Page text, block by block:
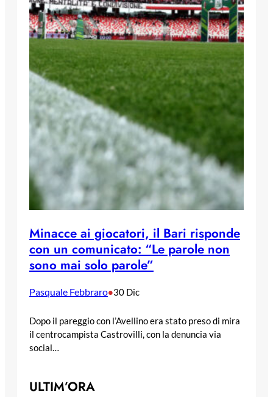
Minacce ai giocatori, il Bari risponde
con un comunicato: “Le parole non
sono mai solo parole”
Pasquale Febbraro•30 Dic
Dopo il pareggio con l’Avellino era stato preso di mira
il centrocampista Castrovilli, con la denuncia via
social…
ULTIM’ORA